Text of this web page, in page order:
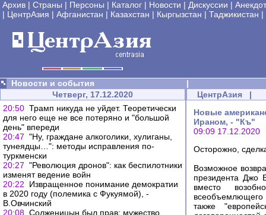
Архив | Страны | Персоны | Каталог | Новости | Дискуссии |
| ЦентрАзия | Афганистан | Казахстан | Кыргызстан | Таджикистан |
Новости и события
|
Четверг, 17.12.2020
20:50 Трамп никуда не уйдет. Теоретически
для него еще не все потеряно и "большой
день" впереди
20:47 "Ну, граждане алкоголики, хулиганы,
тунеядцы…": методы исправления по-
туркменски
20:27 "Революция дронов": как беспилотники
изменят ведение войн
20:22
Извращенное понимание демократии
в 2020 году (полемика с Фукуямой), -
В.Овчинский
20:08 Солженицын был прав: мужество
ЦентрАзия |
Новые
Ираном, - "Къ"
09:09 17.12.2020
Осторожно,
Возможное
президента Джо
вместо
всеобъемлющего
также